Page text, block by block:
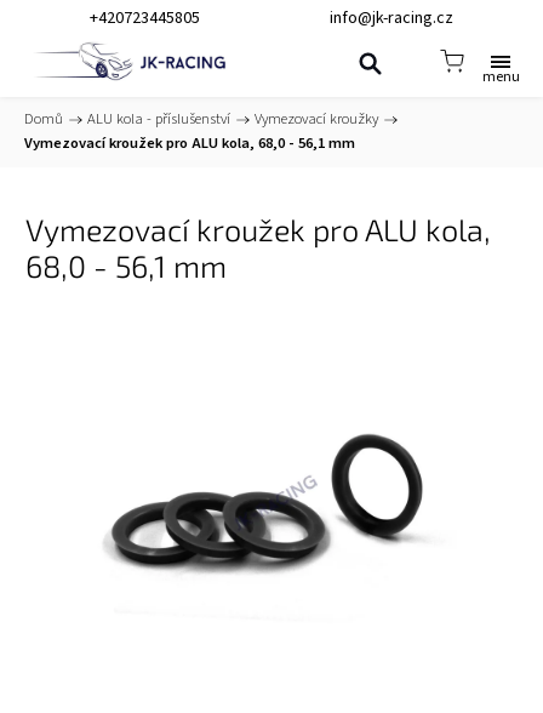
+420723445805 info@jk-racing.cz
Domů / ALU kola - příslušenství / Vymezovací kroužky /
Vymezovací kroužek pro ALU kola, 68,0 - 56,1 mm
Vymezovací kroužek pro ALU kola,
68,0 - 56,1 mm